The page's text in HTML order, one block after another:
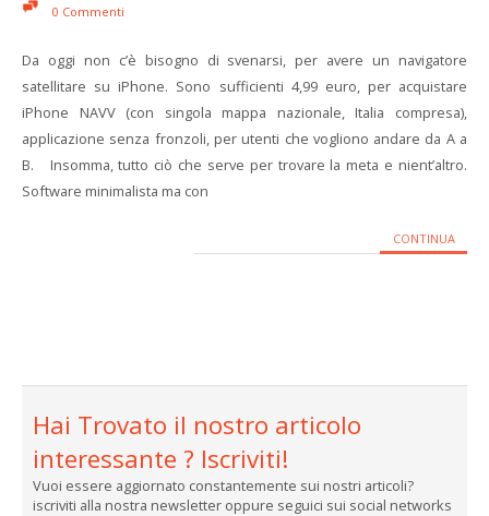
0 Commenti
Da oggi non c’è bisogno di svenarsi, per avere un navigatore
satellitare su iPhone. Sono sufficienti 4,99 euro, per acquistare
iPhone NAVV (con singola mappa nazionale, Italia compresa),
applicazione senza fronzoli, per utenti che vogliono andare da A a
B. Insomma, tutto ciò che serve per trovare la meta e nient’altro.
Software minimalista ma con
CONTINUA
Hai Trovato il nostro articolo
interessante ? Iscriviti!
Vuoi essere aggiornato constantemente sui nostri articoli?
iscriviti alla nostra newsletter oppure seguici sui social networks